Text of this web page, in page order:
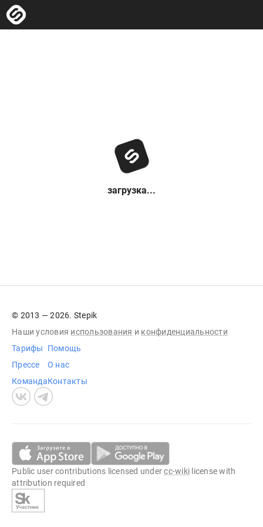
загрузка...
© 2013 — 2026. Stepik
Наши условия использования и конфиденциальности
Тарифы
Прессе
Команда
Помощь
О нас
Контакты
Public user contributions licensed undercc-wiki license with
attribution required